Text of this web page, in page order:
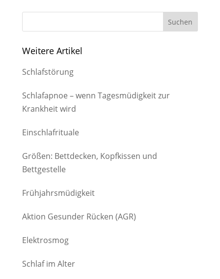
Weitere Artikel
Schlafstörung
Schlafapnoe – wenn Tagesmüdigkeit zur
Krankheit wird
Einschlafrituale
Größen: Bettdecken, Kopfkissen und
Bettgestelle
Frühjahrsmüdigkeit
Aktion Gesunder Rücken (AGR)
Elektrosmog
Schlaf im Alter